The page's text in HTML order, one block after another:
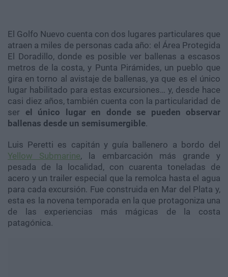
El Golfo Nuevo cuenta con dos lugares particulares que
atraen a miles de personas cada año: el Área Protegida
El Doradillo, donde es posible ver ballenas a escasos
metros de la costa, y Punta Pirámides, un pueblo que
gira en torno al avistaje de ballenas, ya que es el único
lugar habilitado para estas excursiones… y, desde hace
casi diez años, también cuenta con la particularidad de
ser el único lugar en donde se pueden observar
ballenas desde un semisumergible.
Luis Peretti es capitán y guía ballenero a bordo del
Yellow Submarine, la embarcación más grande y
pesada de la localidad, con cuarenta toneladas de
acero y un trailer especial que la remolca hasta el agua
para cada excursión. Fue construida en Mar del Plata y,
esta es la novena temporada en la que protagoniza una
de las experiencias más mágicas de la costa
patagónica.